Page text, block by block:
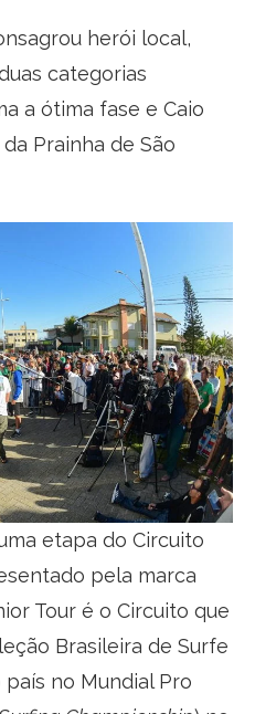
herói local,
categorias
a ótima fase e Caio
Prainha de São
etapa do Circuito
pela marca
Tour é o Circuito que
Brasileira de Surfe
no Mundial Pro